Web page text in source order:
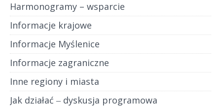
Harmonogramy – wsparcie
Informacje krajowe
Informacje Myślenice
Informacje zagraniczne
Inne regiony i miasta
Jak działać ‒ dyskusja programowa